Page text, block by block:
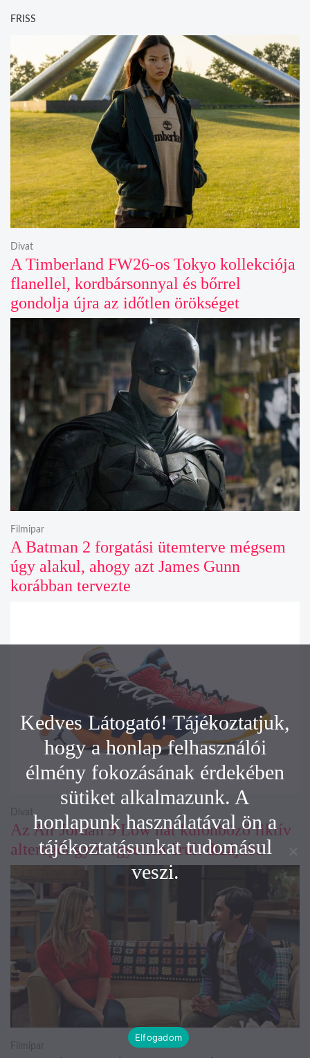
FRISS
A Timberland FW26-os Tokyo kollekciója
flanellel, kordbársonnyal és bőrrel
gondolja újra az időtlen örökséget
Divat
A Batman 2 forgatási ütemterve mégsem
úgy alakul, ahogy azt James Gunn
korábban tervezte
Filmipar
Az Air Jordan 9 Low hat különböző fiktív
alteregót gyúr egyetlen őrült dizájnba
Divat
Filmipar
Kedves Látogató! Tájékoztatjuk,
hogy a honlap felhasználói
élmény fokozásának érdekében
sütiket alkalmazunk. A
honlapunk használatával ön a
tájékoztatásunkat tudomásul
veszi.
Elfogadom